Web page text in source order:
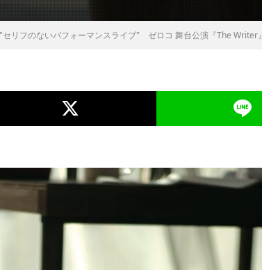
リフのないパフォーマンスライブ" ゼロコ 舞台公演『The Writer』